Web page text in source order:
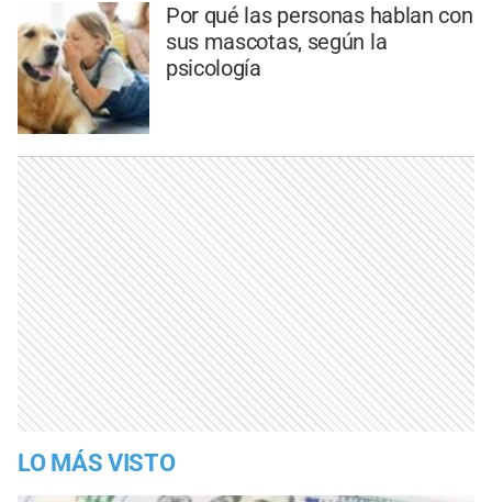
Por qué las personas hablan con
sus mascotas, según la
psicología
LO MÁS VISTO